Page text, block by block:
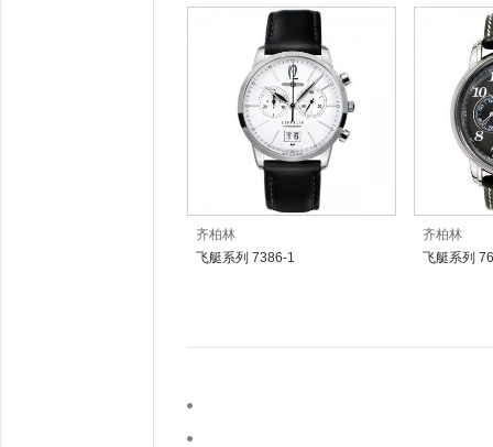
齐柏林
飞艇系列 7386-1
齐柏林
飞艇系列